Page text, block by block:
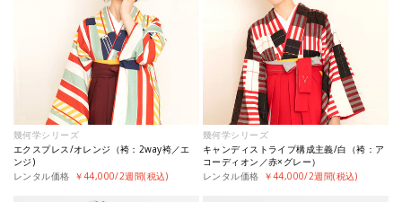
幾何学シリーズ
エクスプレス/オレンジ（袴：2way袴／エ
ンジ)
レンタル価格 ￥44,000/2週間(税込)
幾何学シリーズ
キャンディストライプ構成主義/白（袴：ア
コーディオン／赤×グレー）
レンタル価格 ￥44,000/2週間(税込)